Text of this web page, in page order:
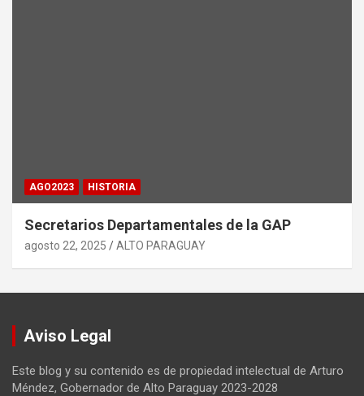
AGO2023 HISTORIA
Secretarios Departamentales de la GAP
agosto 22, 2025 ALTO PARAGUAY
Aviso Legal
Este blog y su contenido es de propiedad intelectual de Arturo
Méndez, Gobernador de Alto Paraguay 2023-2028